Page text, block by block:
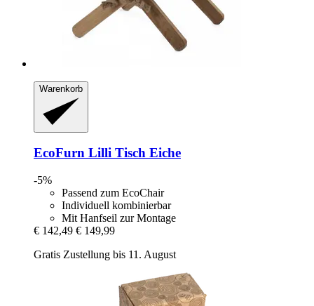
Warenkorb
EcoFurn Lilli Tisch Eiche
-5%
Passend zum EcoChair
Individuell kombinierbar
Mit Hanfseil zur Montage
€ 142,49 € 149,99
Gratis Zustellung bis 11. August